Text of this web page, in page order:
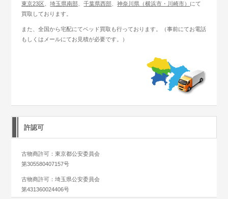
東京23区 、埼玉県南部 、千葉県西部 、神奈川県（横浜市・川崎市） にて
買取しております。
また、全国から宅配にてベッド買取も行っております。（事前にてお電話
もしくはメールにてお見積が必要です。）
許認可
古物商許可：東京都公安委員会
第305580407157号
古物商許可：埼玉県公安委員会
第431360024406号